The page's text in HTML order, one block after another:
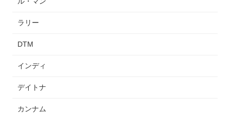
ラリー
DTM
インディ
デイトナ
カンナム